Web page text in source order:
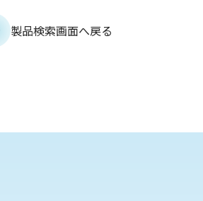
製品検索画面へ戻る